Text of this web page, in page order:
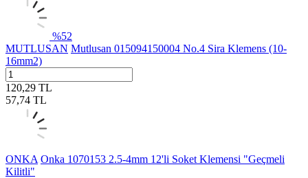
%52
MUTLUSAN Mutlusan 015094150004 No.4 Sira Klemens (10-
16mm2)
120,29 TL
57,74 TL
ONKA Onka 1070153 2.5-4mm 12'li Soket Klemensi "Geçmeli
Kilitli"